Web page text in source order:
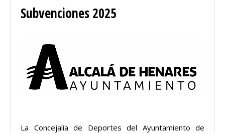
Subvenciones 2025
La Concejalía de Deportes del Ayuntamiento de